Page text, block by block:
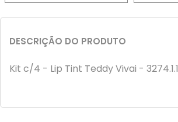
DESCRIÇÃO DO PRODUTO
Kit c/4 - Lip Tint Teddy Vivai - 3274.1.1